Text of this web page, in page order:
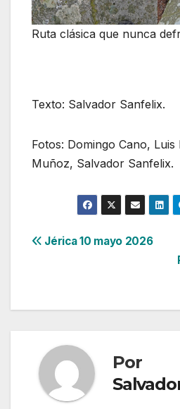
Ruta clásica que nunca
Texto: Salvador Sanfelix.
Fotos: Domingo Cano,
Muñoz, Salvador Sanfelix.
Navegación
entradas
Jérica 10 mayo 2026
Por